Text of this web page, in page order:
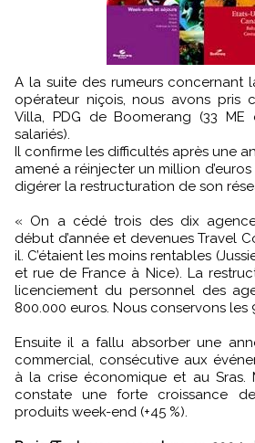
A la suite des rumeurs concernant la défaillance du tour
opérateur niçois, nous avons pris
Villa, PDG de Boomerang (33 ME
salariés).
Il confirme les difficultés après une
amené a réinjecter un million
digérer la restructuration de son
« On a cédé trois des dix
début d’année et devenues Travel
il. C’étaient les moins rentables
et rue de France à Nice). La
licenciement du personnel des
800.000 euros. Nous conservons les
Ensuite il a fallu absorber une
commercial, consécutive aux
à la crise économique et au Sras.
constate une forte croissance
produits week-end (+45 %).